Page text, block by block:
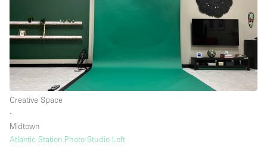
Creative Space
∙
Midtown
Atlantic Station Photo Studio Loft